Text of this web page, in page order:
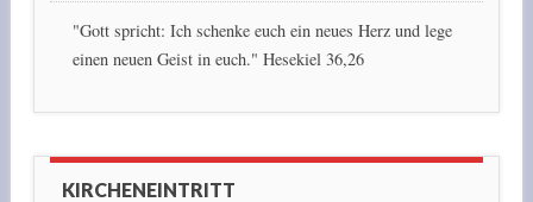
"Gott spricht: Ich schenke euch ein neues Herz und lege
einen neuen Geist in euch." Hesekiel 36,26
KIRCHENEINTRITT